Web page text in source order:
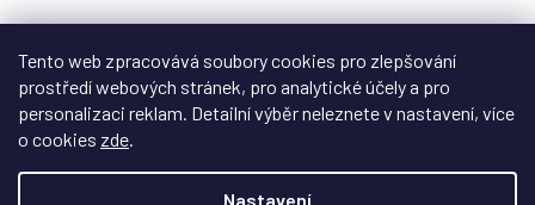
Tento web zpracovává soubory cookies pro zlepšování
prostředí webových stránek, pro analytické účely a pro
personalizaci reklam. Detailní výběr neleznete v nastavení, více
o cookies zde
Nastavení